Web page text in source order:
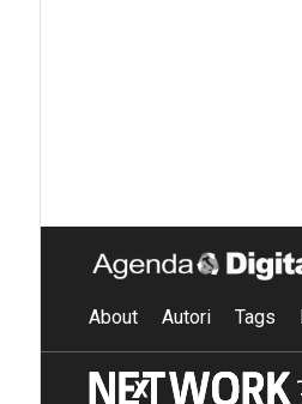
About Autori Tags